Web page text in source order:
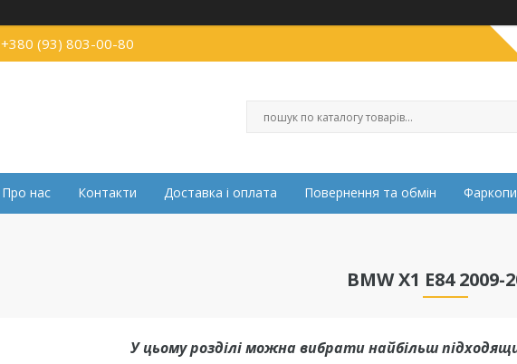
+380 (93) 803-00-80
Про нас Контакти Доставка і оплата Повернення та обмін
BMW X1 E84 2009-
У цьому розділі можна вибрати найбільш